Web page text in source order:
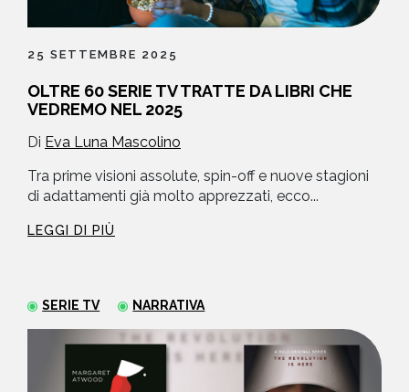
25 SETTEMBRE 2025
OLTRE 60 SERIE TV TRATTE DA LIBRI CHE
VEDREMO NEL 2025
Di Eva Luna Mascolino
Tra prime visioni assolute, spin-off e nuove stagioni
di adattamenti già molto apprezzati, ecco...
LEGGI DI PIÙ
SERIE TV NARRATIVA